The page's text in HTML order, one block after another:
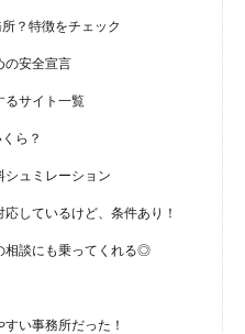
？特徴をチェック
の安全宣言
るサイト一覧
ら？
シュミレーション
しているけど、条件あり！
相談にも乗ってくれる◎
い事務所だった！